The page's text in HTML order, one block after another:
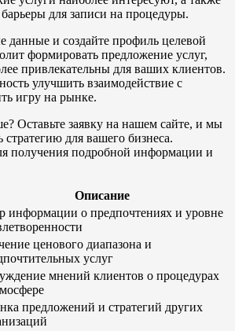
для записи на процедуры.
данные и создайте профиль целевой
формировать предложение услуг,
привлекательны для ваших клиентов.
улучшить взаимодействие с
игру на рынке.
Оставьте заявку на нашем сайте, и мы
для вашего бизнеса.
получения подробной информации и
Описание
информации о предпочтениях и уровне
ценового диапазона и
услуг
мнений клиентов о процедурах
предложений и стратегий других